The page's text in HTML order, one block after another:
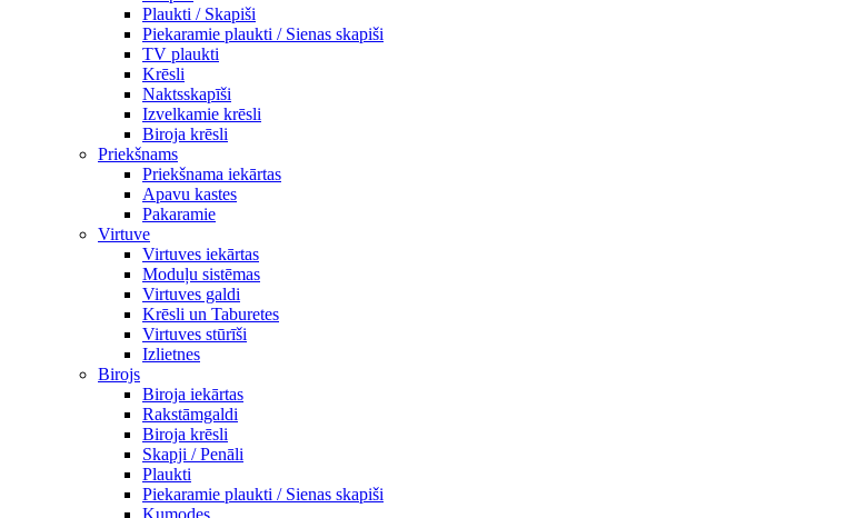
Plaukti / Skapiši
Piekaramie plaukti / Sienas skapiši
TV plaukti
Krēsli
Naktsskapīši
Izvelkamie krēsli
Biroja krēsli
Priekšnams
Priekšnama iekārtas
Apavu kastes
Pakaramie
Virtuve
Virtuves iekārtas
Moduļu sistēmas
Virtuves galdi
Krēsli un Taburetes
Virtuves stūrīši
Izlietnes
Birojs
Biroja iekārtas
Rakstāmgaldi
Biroja krēsli
Skapji / Penāli
Plaukti
Piekaramie plaukti / Sienas skapiši
Kumodes